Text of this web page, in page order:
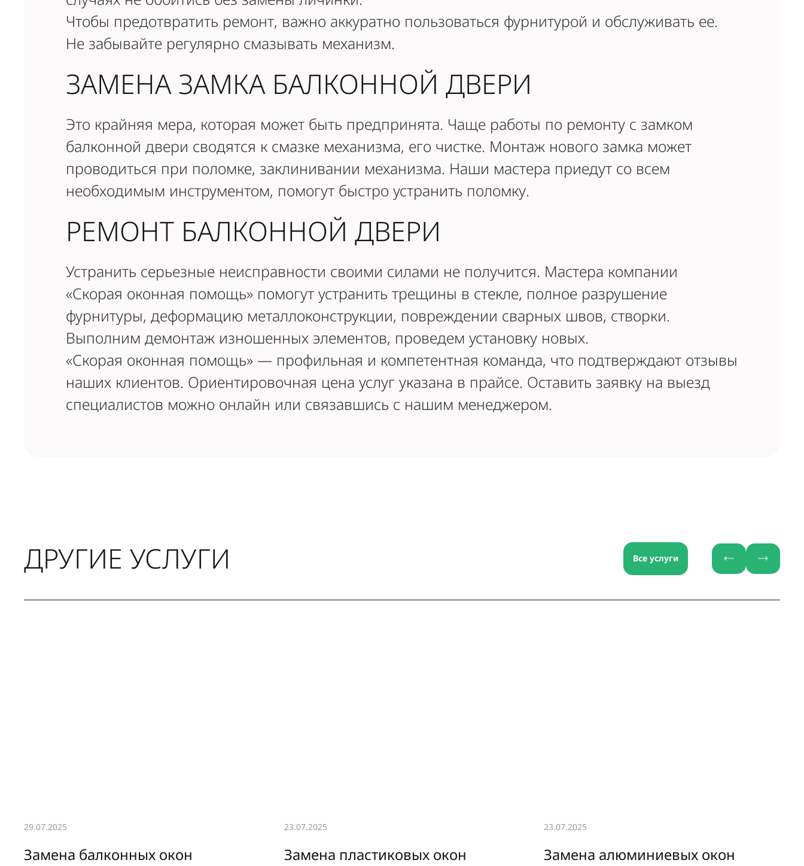
Чтобы предотвратить ремонт, важно аккуратно пользоваться фурнитурой и обслуживать ее.
Не забывайте регулярно смазывать механизм.
ЗАМЕНА ЗАМКА БАЛКОННОЙ ДВЕРИ
Это крайняя мера, которая может быть предпринята. Чаще работы по ремонту с замком
балконной двери сводятся к смазке механизма, его чистке. Монтаж нового замка может
проводиться при поломке, заклинивании механизма. Наши мастера приедут со всем
необходимым инструментом, помогут быстро устранить поломку.
РЕМОНТ БАЛКОННОЙ ДВЕРИ
Устранить серьезные неисправности своими силами не получится. Мастера компании
«Скорая оконная помощь» помогут устранить трещины в стекле, полное разрушение
фурнитуры, деформацию металлоконструкции, повреждении сварных швов, створки.
Выполним демонтаж изношенных элементов, проведем установку новых.
«Скорая оконная помощь» — профильная и компетентная команда, что подтверждают отзывы
наших клиентов. Ориентировочная цена услуг указана в прайсе. Оставить заявку на выезд
специалистов можно онлайн или связавшись с нашим менеджером.
ДРУГИЕ УСЛУГИ Все услуги
29.07.2025
Замена балконных окон
23.07.2025
Замена пластиковых окон
23.07.2025
Замена алюминиевых окон